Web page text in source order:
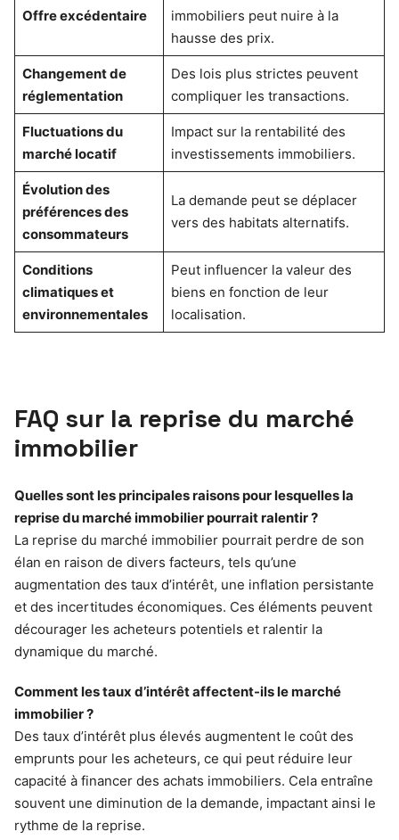
Offre excédentaire
immobiliers peut nuire à la
hausse des prix.
Changement de
réglementation
Des lois plus strictes peuvent
compliquer les transactions.
Fluctuations du
marché locatif
Impact sur la rentabilité des
investissements immobiliers.
Évolution des
préférences des
consommateurs
La demande peut se déplacer
vers des habitats alternatifs.
Conditions
climatiques et
environnementales
Peut influencer la valeur des
biens en fonction de leur
localisation.
FAQ sur la reprise du marché
immobilier
Quelles sont les principales raisons pour lesquelles la
reprise du marché immobilier pourrait ralentir ?
La reprise du marché immobilier pourrait perdre de son
élan en raison de divers facteurs, tels qu’une
augmentation des taux d’intérêt, une inflation persistante
et des incertitudes économiques. Ces éléments peuvent
décourager les acheteurs potentiels et ralentir la
dynamique du marché.
Comment les taux d’intérêt affectent-ils le marché
immobilier ?
Des taux d’intérêt plus élevés augmentent le coût des
emprunts pour les acheteurs, ce qui peut réduire leur
capacité à financer des achats immobiliers. Cela entraîne
souvent une diminution de la demande, impactant ainsi le
rythme de la reprise.